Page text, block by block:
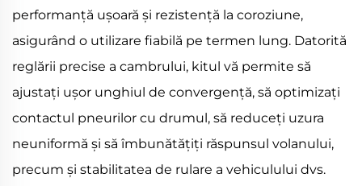
performanță ușoară și rezistență la coroziune,
asigurând o utilizare fiabilă pe termen lung. Datorită
reglării precise a cambrului, kitul vă permite să
ajustați ușor unghiul de convergență, să optimizați
contactul pneurilor cu drumul, să reduceți uzura
neuniformă și să îmbunătățiți răspunsul volanului,
precum și stabilitatea de rulare a vehiculului dvs.